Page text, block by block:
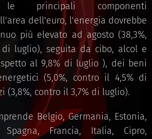
le principali componenti
dell'euro, l'energia dovrebbe
più elevato ad agosto (38,3%,
di luglio), seguita da cibo, alcol e
al 9,8% di luglio ), dei beni
(5,0%, contro il 4,5% di
(3,8%, contro il 3,7% di luglio).
Belgio, Germania, Estonia,
Spagna, Francia, Italia, Cipro,